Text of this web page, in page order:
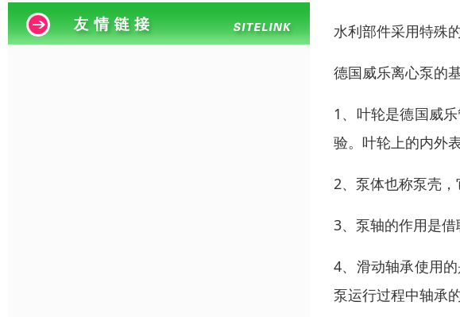
水利部件采用特殊
德国威乐离心泵的
1、叶轮是德国威
验。叶轮上的内外
2、泵体也称泵壳，
3、泵轴的作用是
4、滑动轴承使用
泵运行过程中轴承